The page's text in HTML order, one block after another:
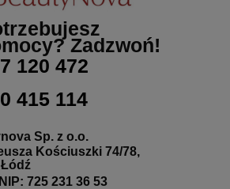
Zadzwoń!
120 472
415 114
Sp. z o.o.
Kościuszki 74/78,
NIP: 725 231 36 53